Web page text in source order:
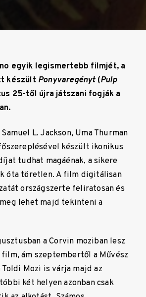
egyik legismertebb filmjét, a
készült Ponyvaregényt (Pulp
25-től újra játszani fogják a
L. Jackson, Uma Thurman
készült ikonikus
tudhat magáénak, a sikere
óta töretlen. A film digitálisan
országszerte feliratosan és
lehet majd tekinteni a
a Corvin moziban lesz
ám szeptembertől a Művész
Mozi is várja majd az
két helyen azonban csak